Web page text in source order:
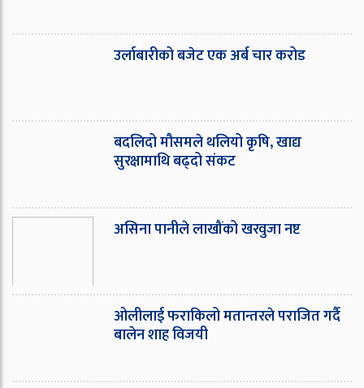
उर्लाबारीको बजेट एक अर्ब चार करोड
बदलिदो मौसमले थलियो कृषि, खाद्य
सुरक्षामाथि बढ्दो संकट
असिना पानीले लाखौंको खरवुजा नष्ट
ओ‌लीलाई फराकिलो मतान्तरले पराजित गर्दै
बालेन शाह विजयी